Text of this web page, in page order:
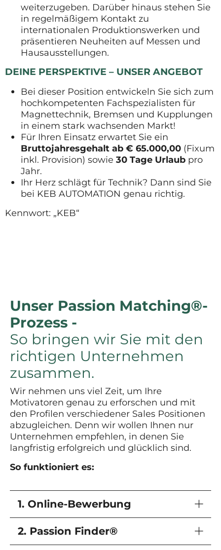
weiterzugeben. Darüber hinaus stehen Sie
in regelmäßigem Kontakt zu
internationalen Produktionswerken und
präsentieren Neuheiten auf Messen und
Hausausstellungen.
DEINE PERSPEKTIVE – UNSER ANGEBOT
Bei dieser Position entwickeln Sie sich zum
hochkompetenten Fachspezialisten für
Magnettechnik, Bremsen und Kupplungen
in einem stark wachsenden Markt!
Für Ihren Einsatz erwartet Sie ein
Bruttojahresgehalt ab € 65.000,00 (Fixum
inkl. Provision) sowie 30 Tage Urlaub pro
Jahr.
Ihr Herz schlägt für Technik? Dann sind Sie
bei KEB AUTOMATION genau richtig.
Kennwort: „KEB“
Unser Passion Matching®-
Prozess -
So bringen wir Sie mit den
richtigen Unternehmen
zusammen.
Wir nehmen uns viel Zeit, um Ihre
Motivatoren genau zu erforschen und mit
den Profilen verschiedener Sales Positionen
abzugleichen. Denn wir wollen Ihnen nur
Unternehmen empfehlen, in denen Sie
langfristig erfolgreich und glücklich sind.
So funktioniert es:
1. Online-Bewerbung
2. Passion Finder®